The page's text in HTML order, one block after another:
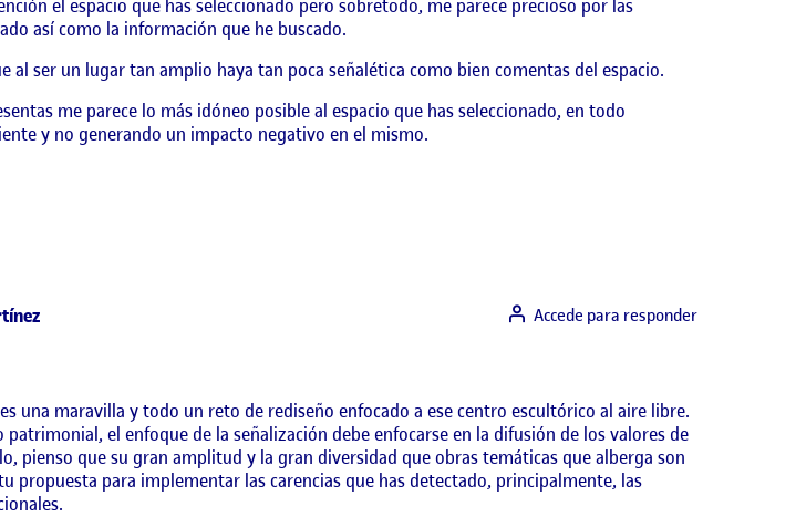
el espacio que has seleccionado pero sobretodo, me parece precioso por las
así como la información que he buscado.
al ser un lugar tan amplio haya tan poca señalética como bien comentas del espacio.
me parece lo más idóneo posible al espacio que has seleccionado, en todo
y no generando un impacto negativo en el mismo.
says:
una maravilla y todo un reto de rediseño enfocado a ese centro escultórico al aire libre.
el enfoque de la señalización debe enfocarse en la difusión de los valores de
pienso que su gran amplitud y la gran diversidad que obras temáticas que alberga son
propuesta para implementar las carencias que has detectado, principalmente, las
Accede para responder